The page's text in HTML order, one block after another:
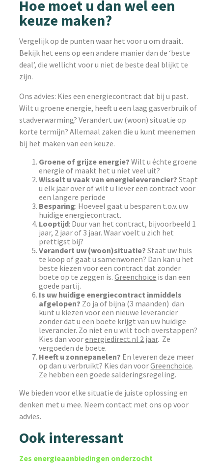
Hoe moet u dan wel een
keuze maken?
Vergelijk op de punten waar het voor u om draait.
Bekijk het eens op een andere manier dan de ‘beste
deal’, die wellicht voor u niet de beste deal blijkt te
zijn.
Ons advies: Kies een energiecontract dat bij u past.
Wilt u groene energie, heeft u een laag gasverbruik of
stadverwarming? Verandert uw (woon) situatie op
korte termijn? Allemaal zaken die u kunt meenemen
bij het maken van een keuze.
Groene of grijze energie? Wilt u échte groene
energie of maakt het u niet veel uit?
Wisselt u vaak van energieleverancier? Stapt
u elk jaar over of wilt u liever een contract voor
een langere periode
Besparing: Hoeveel gaat u besparen t.o.v. uw
huidige energiecontract.
Looptijd: Duur van het contract, bijvoorbeeld 1
jaar, 2 jaar of 3 jaar. Waar voelt u zich het
prettigst bij?
Verandert uw (woon)situatie? Staat uw huis
te koop of gaat u samenwonen? Dan kan u het
beste kiezen voor een contract dat zonder
boete op te zeggen is.Greenchoice is dan een
goede partij.
Is uw huidige energiecontract inmiddels
afgelopen? Zo ja of bijna (3 maanden) dan
kunt u kiezen voor een nieuwe leverancier
zonder dat u een boete krijgt van uw huidige
leverancier. Zo niet en u wilt toch overstappen?
Kies dan voorenergiedirect.nl 2 jaar. Ze
vergoeden de boete.
Heeft u zonnepanelen? En leveren deze meer
op dan u verbruikt? Kies dan voorGreenchoice.
Ze hebben een goede salderingsregeling.
We bieden voor elke situatie de juiste oplossing en
denken met u mee. Neem contact met ons op voor
advies.
Ook interessant
Zes energieaanbiedingen onderzocht